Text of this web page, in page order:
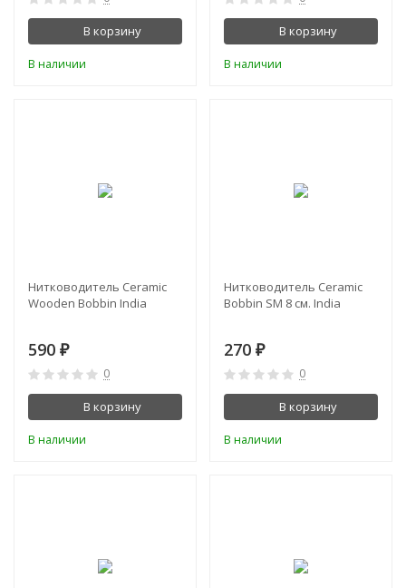
В корзину
В наличии
В корзину
В наличии
Нитководитель Ceramic
Wooden Bobbin India
590 ₽
0
В корзину
В наличии
Нитководитель Ceramic
Bobbin SM 8 см. India
270 ₽
0
В корзину
В наличии